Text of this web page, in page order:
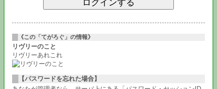
《この「てがろぐ」の情報》
リヴリーのこと
リヴリーあれこれ
【パスワードを忘れた場合】